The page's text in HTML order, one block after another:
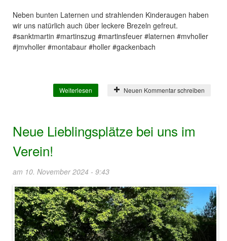
Neben bunten Laternen und strahlenden Kinderaugen haben
wir uns natürlich auch über leckere Brezeln gefreut.
#sanktmartin #martinszug #martinsfeuer #laternen #mvholler
#jmvholler #montabaur #holler #gackenbach
Weiterlesen über Herbstzeit ist Laternenzeit!
Neuen Kommentar schreiben
Neue Lieblingsplätze bei uns im
Verein!
am 10. November 2024 - 9:43